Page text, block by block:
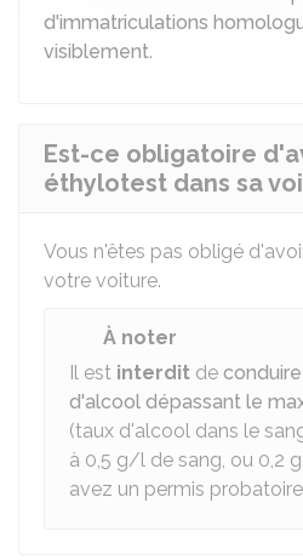
d'immatriculations
visiblement.
Est-ce obligatoire
éthylotest dans sa
Vous n'êtes pas obligé
votre voiture.
À noter
Il est interdit de
d'alcool dépassant le
(taux d'alcool dans le
à 0,5 g/l de sang, ou 0,2
avez un permis